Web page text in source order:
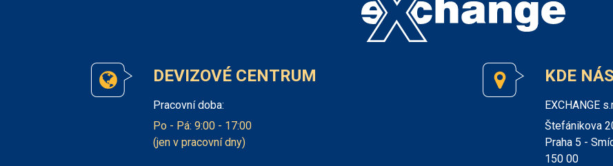
DEVIZOVÉ CENTRUM
Pracovní doba:
Po - Pá: 9:00 - 17:00
(jen v pracovní dny)
KDE
EXCHANGE
Štefánikova
Praha 5 -
150 00